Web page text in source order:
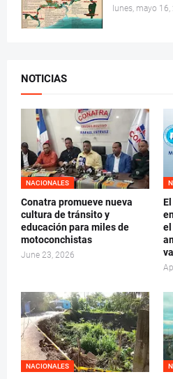
lunes, mayo 16,
NOTICIAS
NACIONALES
Conatra promueve nueva
cultura de tránsito y
educación para miles de
motoconchistas
June 23, 2026
el
NACIONALES